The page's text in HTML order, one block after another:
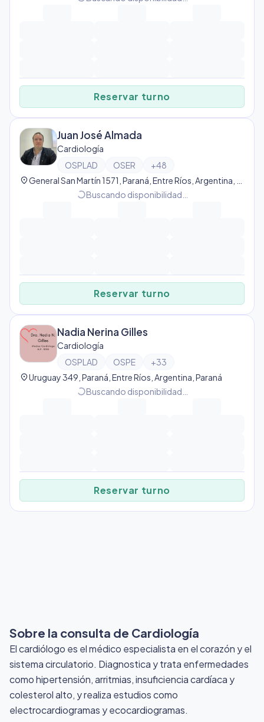
Reservar turno
Juan José Almada
Cardiología
OSPLAD
OSER +48
location_on
progress_activityBuscando disponibilidad…
Reservar turno
Nadia Nerina Gilles
Cardiología
OSPLAD
OSPE +33
location_onUruguay 349, Paraná, Entre Ríos, Argentina, Paraná
progress_activityBuscando disponibilidad…
Reservar turno
Sobre la consulta de Cardiología
El cardiólogo es el médico especialista en el corazón y el
sistema circulatorio. Diagnostica y trata enfermedades
como hipertensión, arritmias, insuficiencia cardíaca y
colesterol alto, y realiza estudios como
electrocardiogramas y ecocardiogramas.